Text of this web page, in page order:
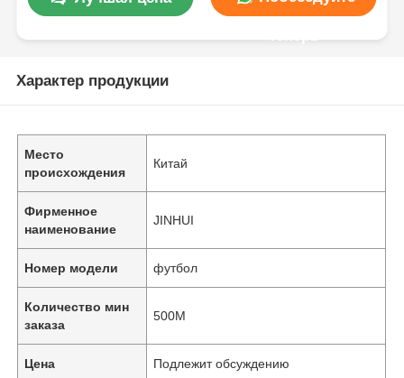
Характер продукции
Место
происхождения
Китай
Фирменное
наименование
JINHUI
Номер модели футбол
Количество мин
заказа
500М
Цена Подлежит обсуждению